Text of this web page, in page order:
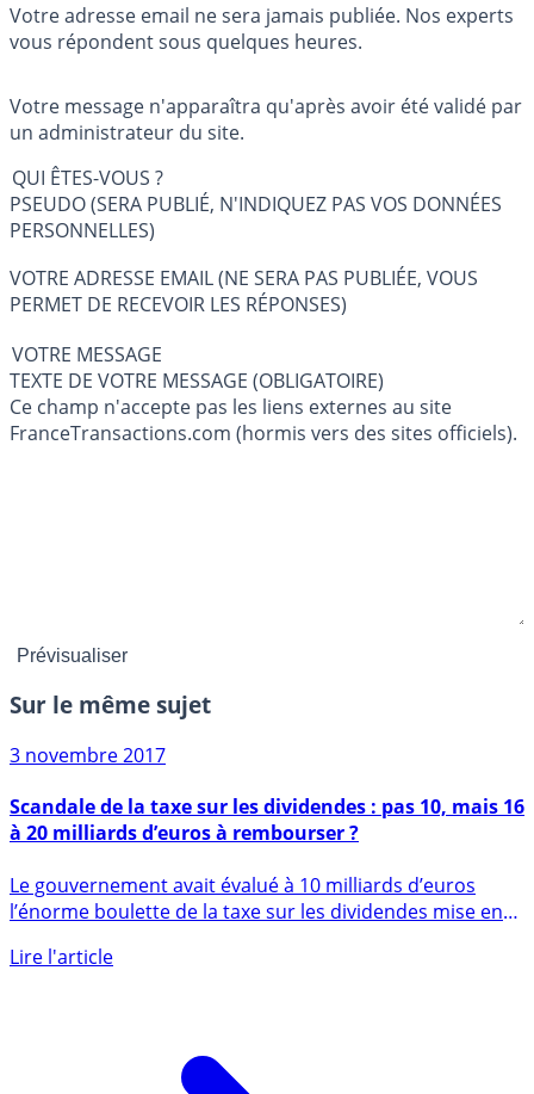
Votre adresse email ne sera jamais publiée. Nos experts
vous répondent sous quelques heures.
Votre message n'apparaîtra qu'après avoir été validé par
un administrateur du site.
QUI ÊTES-VOUS ?
PSEUDO (SERA PUBLIÉ, N'INDIQUEZ PAS VOS DONNÉES
PERSONNELLES)
VOTRE ADRESSE EMAIL (NE SERA PAS PUBLIÉE, VOUS
PERMET DE RECEVOIR LES RÉPONSES)
VOTRE MESSAGE
TEXTE DE VOTRE MESSAGE (OBLIGATOIRE)
Ce champ n'accepte pas les liens externes au site
FranceTransactions.com (hormis vers des sites officiels).
Sur le même sujet
3 novembre 2017
à 20 milliards d’euros à rembourser ?
l’énorme boulette de la taxe sur les dividendes mise en